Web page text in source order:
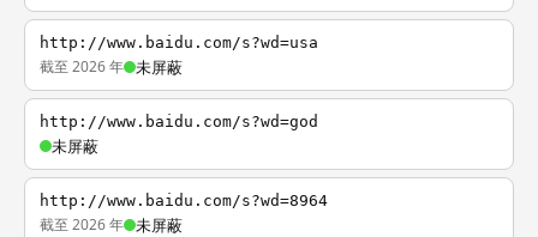
http://www.baidu.com/s?wd=usa
截至 2026 年 未屏蔽
http://www.baidu.com/s?wd=god
未屏蔽
http://www.baidu.com/s?wd=8964
截至 2026 年 未屏蔽